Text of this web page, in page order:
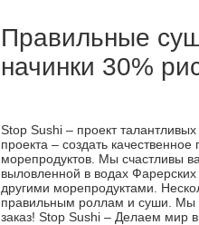
Правильные
начинки 30%
Stop Sushi – проект
проекта – создать
морепродуктов. Мы счастливы
выловленной в водах
другими морепродуктами.
правильным роллам и суши. Мы
заказ! Stop Sushi – Делаем мир